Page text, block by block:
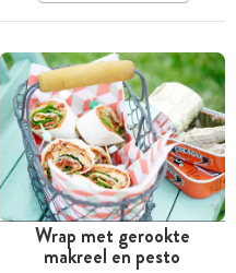
Minder dan 30 minuten
Wrap met gerookte
makreel en pesto